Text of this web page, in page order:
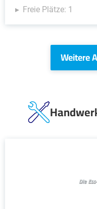
Freie Plätze: 1
Weitere